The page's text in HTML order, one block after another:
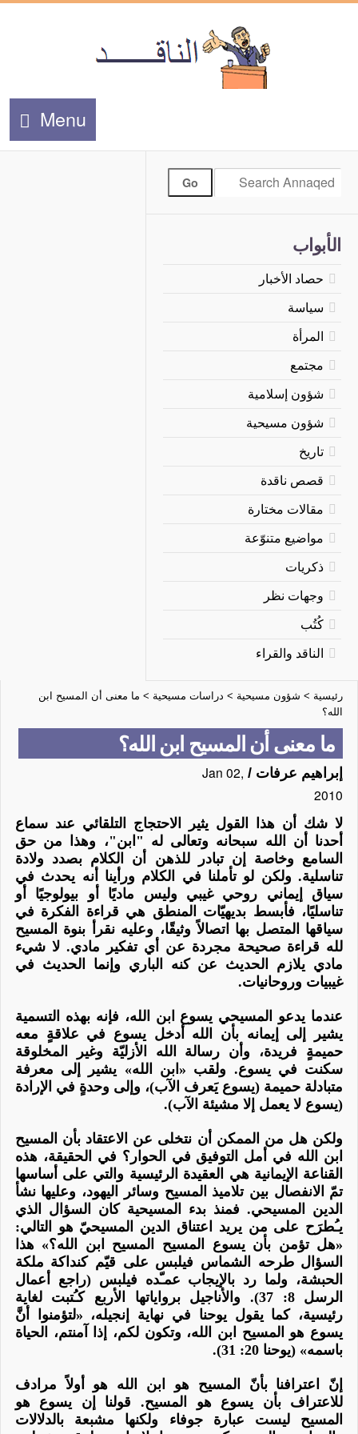
Menu
الأبواب
حصاد الأخبار
سياسة
المرأة
مجتمع
شؤون إسلامية
شؤون مسيحية
تاريخ
قصص ناقدة
مقالات مختارة
مواضيع متنوّعة
ذكريات
وجهات نظر
كُتُب
الناقد والقراء
رئيسية > شؤون مسيحية > دراسات مسيحية > ما معنى أن المسيح ابن
الله؟
ما معنى أن المسيح ابن الله؟
إبراهيم عرفات /
Jan 02,
2010
لا شك أن هذا القول يثير الاحتجاج التلقائي عند سماع
أحدنا أن الله سبحانه وتعالى له "ابن"، وهذا من حق
السامع وخاصة إن تبادر للذهن أن الكلام بصدد ولادة
تناسلية. ولكن لو تأملنا في الكلام ورأينا أنه يحدث في
سياق إيماني روحي غيبي وليس ماديًا أو بيولوجيًا أو
تناسليًا، فأبسط بديهيّات المنطق هي قراءة الفكرة في
سياقها المتصل بها اتصالاً وثيقًا، وعليه نقرأ بنوة المسيح
لله قراءة صحيحة مجردة عن أي تفكير مادي. لا شيء
مادي يلازم الحديث عن كنه الباري وإنما الحديث في
غيبيات وروحانيات.
عندما يدعو المسيحي يسوع ابن الله، فإنه بهذه التسمية
يشير إلى إيمانه بأن الله
أدخل يسوع في علاقةٍ معه
حميمةٍ فريدة، وأن رسالة الله
الأزليّة وغير المخلوقة
سكنت في يسوع. ولقب «ابن الله» يشير إلى معرفة
متبادلة حميمة (يسوع يَعرف الآب)، وإلى وحدةٍ في الإرادة
(يسوع لا يعمل إلا مشيئة الآب).
ولكن هل من الممكن أن نتخلى عن الاعتقاد بأن المسيح
ابن الله في أمل التوفيق في الحوار؟ في الحقيقة، هذه
القناعة الإيمانية هي العقيدة الرئيسية والتي على أساسها
تمّ الانفصال بين تلاميذ المسيح وسائر اليهود، وعليها نشأ
الدين المسيحي. فمنذ بدء المسيحية كان السؤال الذي
يـُطرَح على من يريد اعتناق الدين المسيحيّ هو التالي:
«هل تؤمن بأن يسوع المسيح المسيح ابن الله؟» هذا
السؤال طرحه الشماس فيلبس على قيّم كنداكة ملكة
الحبشة، ولما رد بالإيجاب عمـّده فيلبس (راجع أعمال
الرسل 8: 37). والأناجيل برواياتها الأربع كـُتبت لغاية
رئيسية، كما يقول يوحنا في نهاية إنجيله، «لتؤمنوا أنَّ
يسوع هو المسيح ابن الله، وتكون لكم، إذا آمنتم، الحياة
باسمه» (يوحنا 20: 31).
إنّ اعترافنا بأنّ المسيح هو ابن الله هو أولاً مرادف
للاعتراف بأن يسوع هو المسيح. قولنا إن يسوع هو
المسيح ليست عبارة جوفاء ولكنها مشبعة بالدلالات